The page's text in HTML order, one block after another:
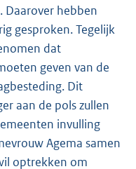
Daarover hebben
gesproken. Tegelijk
dat
geven van de
Dit
aan de pols zullen
invulling
Agema samen
optrekken om